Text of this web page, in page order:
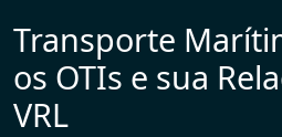
Transporte
os OTIs e sua
VRL